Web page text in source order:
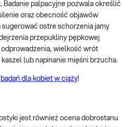
palpacyjne pozwala określić
oraz obecność objawów
ostre schorzenia jamy
przepukliny pępkowej
wielkość wrót
lub napinanie mięśni brzucha.
badań dla kobiet w ciąży!
jest również ocena dobrostanu